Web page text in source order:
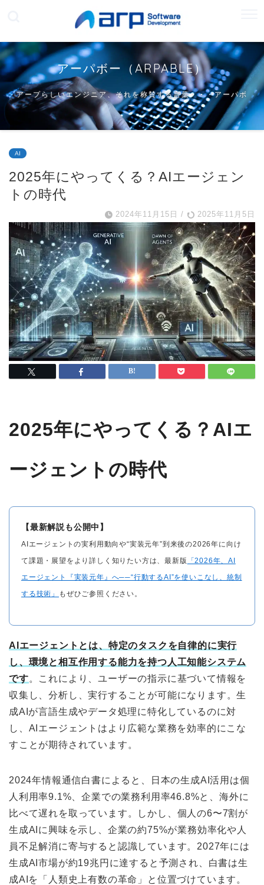
アーパボー（ARPABLE）
アープらしいエンジニア、それを称賛する言葉・・・アーパボ
ー
AI
2025年にやってくる？AIエージェン
トの時代
2024年11月15日 / 2025年11月5日
2025年にやってくる？AIエ
ージェントの時代
【最新解説も公開中】
AIエージェントの実利用動向や“実装元年”到来後の2026年に向け
て課題・展望をより詳しく知りたい方は、最新版
「2026年、AI
エージェント『実装元年』へ──“行動するAI”を使いこなし、統制
する技術」
もぜひご参照ください。
AIエージェントとは、特定のタスクを自律的に実行
し、環境と相互作用する能力を持つ人工知能システム
です。これにより、ユーザーの指示に基づいて情報を
収集し、分析し、実行することが可能になります。生
成AIが言語生成やデータ処理に特化しているのに対
し、AIエージェントはより広範な業務を効率的にこな
すことが期待されています。
2024年情報通信白書によると、日本の生成AI活用は個
人利用率9.1%、企業での業務利用率46.8%と、海外に
比べて遅れを取っています。しかし、個人の6〜7割が
生成AIに興味を示し、企業の約75%が業務効率化や人
員不足解消に寄与すると認識しています。2027年には
生成AI市場が約19兆円に達すると予測され、白書は生
成AIを「人類史上有数の革命」と位置づけています。